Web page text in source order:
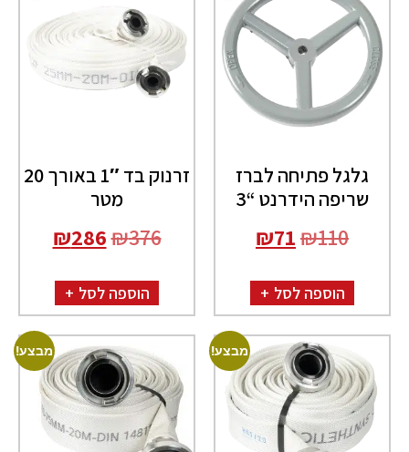
גלגל פתיחה לברז
שריפה הידרנט “3
₪110
₪71
הוספה לסל
זרנוק בד 1″ באורך 20
מטר
₪376
₪286
הוספה לסל
מבצע! מבצע!